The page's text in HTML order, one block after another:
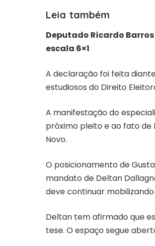
Leia também
Deputado Ricardo
escala 6×1
A declaração foi feita
estudiosos do Direito
A manifestação do
próximo pleito e ao fato
Novo.
O posicionamento de
mandato de Deltan
deve continuar
Deltan tem afirmado que
tese. O espaço segue